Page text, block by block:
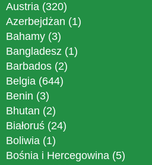
Austria (320)
Azerbejdżan (1)
Bahamy (3)
Bangladesz (1)
Barbados (2)
Belgia (644)
Benin (3)
Bhutan (2)
Białoruś (24)
Boliwia (1)
Bośnia i Hercegowina (5)